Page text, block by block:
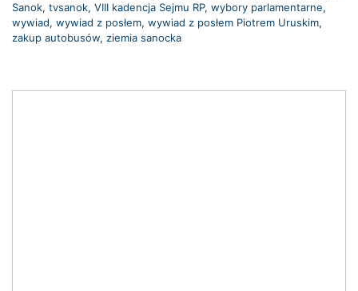
Sanok, tvsanok, VIII kadencja Sejmu RP, wybory parlamentarne,
wywiad, wywiad z posłem, wywiad z posłem Piotrem Uruskim,
zakup autobusów, ziemia sanocka